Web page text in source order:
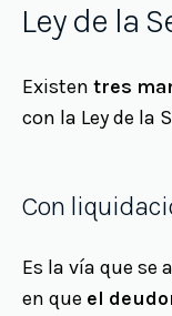
Ley de la
Existen tres
con la Ley de la
Con
Es la vía que se
en que el